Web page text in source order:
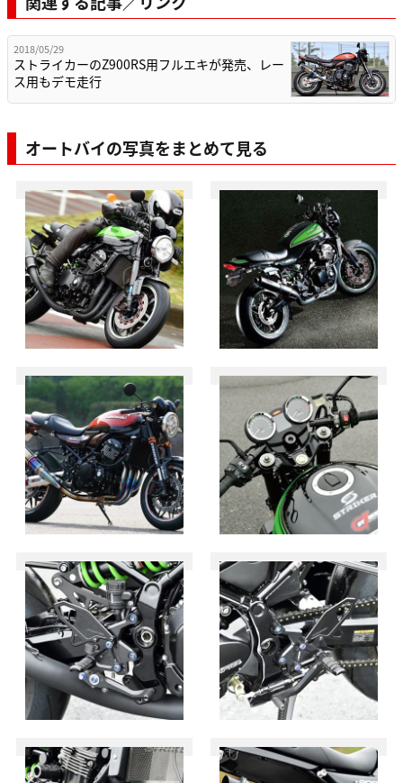
2018/05/29
ストライカーのZ900RS用フルエキが発売、レー
ス用もデモ走行
オートバイの写真をまとめて見る